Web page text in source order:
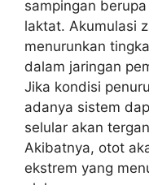
sampingan
laktat. Akumulasi
menurunkan
dalam jaringan
Jika kondisi
adanya sistem
selular akan
Akibatnya, otot
ekstrem yang